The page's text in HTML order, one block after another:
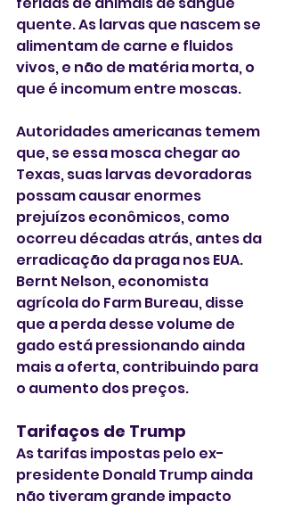
quente. As larvas que nascem se
alimentam de carne e fluidos
vivos, e não de matéria morta, o
que é incomum entre moscas.
Autoridades americanas temem
que, se essa mosca chegar ao
Texas, suas larvas devoradoras
possam causar enormes
prejuízos econômicos, como
ocorreu décadas atrás, antes da
erradicação da praga nos EUA.
Bernt Nelson, economista
agrícola do Farm Bureau, disse
que a perda desse volume de
gado está pressionando ainda
mais a oferta, contribuindo para
o aumento dos preços.
Tarifaços de Trump
As tarifas impostas pelo ex-
presidente Donald Trump ainda
não tiveram grande impacto